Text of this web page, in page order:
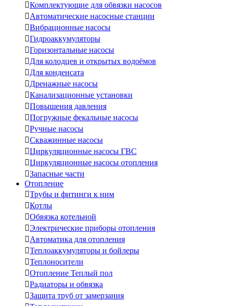
Комплектующие для обвязки насосов
Автоматические насосные станции
Вибрационные насосы
Гидроаккумуляторы
Горизонтальные насосы
Для колодцев и открытых водоёмов
Для конденсата
Дренажные насосы
Канализационные установки
Повышения давления
Погружные фекальные насосы
Ручные насосы
Скважинные насосы
Циркуляционные насосы ГВС
Циркуляционные насосы отопления
Запасные части
Отопление
Трубы и фитинги к ним
Котлы
Обвязка котельной
Электрические приборы отопления
Автоматика для отопления
Теплоаккумуляторы и бойлеры
Теплоносители
Отопление Теплый пол
Радиаторы и обвязка
Защита труб от замерзания